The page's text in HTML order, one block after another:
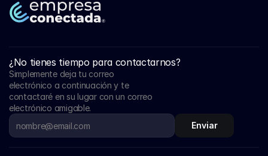
¿No tienes tiempo para contactarnos?
Simplemente deja tu correo
electrónico a continuación y te
contactaré en su lugar con un correo
electrónico amigable.
Enviar